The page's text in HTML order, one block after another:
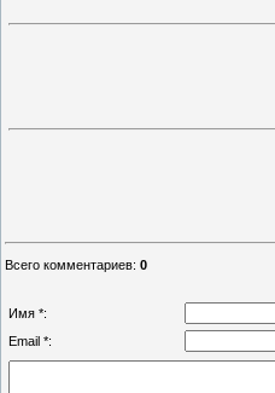
Всего комментариев: 0
Имя *:
Email *: